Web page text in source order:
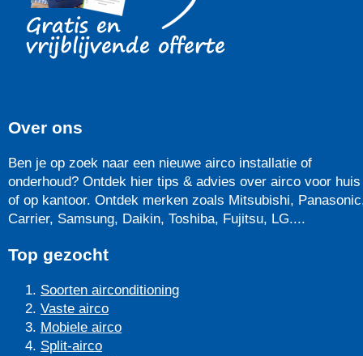
Over ons
Ben je op zoek naar een nieuwe airco installatie of
onderhoud? Ontdek hier tips & advies over airco voor huis
of op kantoor. Ontdek merken zoals Mitsubishi,
Carrier, Samsung, Daikin, Toshiba, Fujitsu, LG....
Top gezocht
Soorten airconditioning
Vaste airco
Mobiele airco
Split-airco